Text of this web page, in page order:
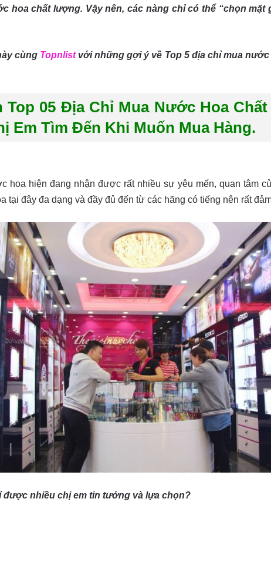
hoa chất lượng. Vậy nên, các nàng chỉ có thể “chọn
cùng Topnlistvới những gợi ý về Top 5 địa chỉ mua
Top 05 Địa Chỉ Mua Nước Hoa
Em Tìm Đến Khi Muốn Mua Hàng.
hiện đang nhận được rất nhiều sự yêu mến, quan tâm
tại đây đa dạng và đầy đủ đến từ các hãng có tiếng nên rất
được nhiều chị em tin tưởng và lựa chọn?